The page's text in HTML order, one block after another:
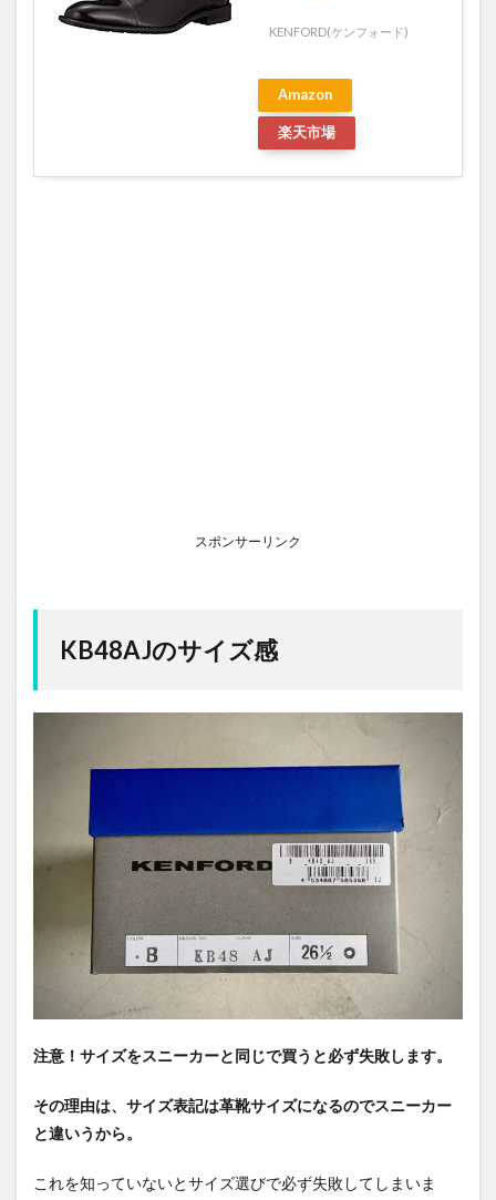
KENFORD(ケンフォード)
Amazon
楽天市場
スポンサーリンク
KB48AJのサイズ感
注意！サイズをスニーカーと同じで買うと必ず失敗します。
その理由は、サイズ表記は革靴サイズになるのでスニーカー
と違いうから。
これを知っていないとサイズ選びで必ず失敗してしまいま